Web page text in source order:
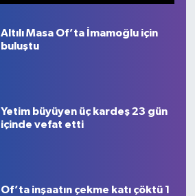
Altılı Masa Of’ta İmamoğlu için
buluştu
Yetim büyüyen üç kardeş 23 gün
içinde vefat etti
Of’ta inşaatın çekme katı çöktü 1